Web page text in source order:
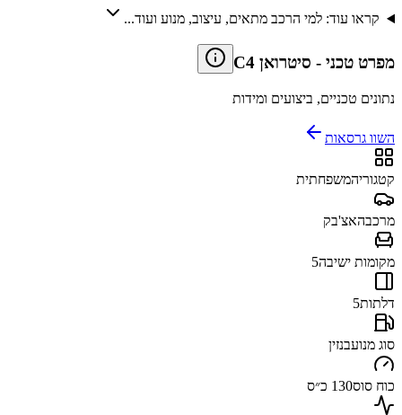
קראו עוד: למי הרכב מתאים, עיצוב, מנוע ועוד...
מפרט טכני - סיטרואן C4
נתונים טכניים, ביצועים ומידות
השוו גרסאות
קטגוריהמשפחתית
מרכבהאצ'בק
מקומות ישיבה5
דלתות5
סוג מנועבנזין
כוח סוס130 כ״ס